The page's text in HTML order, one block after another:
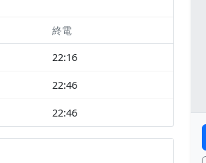
終電
22:16
22:46
22:46